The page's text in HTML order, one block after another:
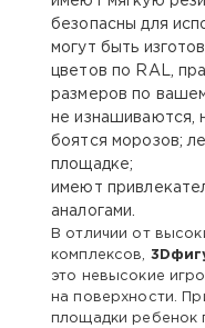
безопасны для
могут быть
цветов по RAL,
размеров по
не изнашиваются,
боятся морозов;
площадке;
имеют
аналогами.
В отличии от
комплексов,
это невысокие
на поверхности.
площадки ребенок